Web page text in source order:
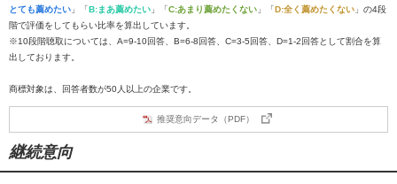
とても薦めたい 」「B:まあ薦めたい 」「C:あまり薦めたくない 」「D:全く薦めたくない 」の4段
階で評価をしてもらい比率を算出しています。
※10段階聴取については、A=9-10回答、B=6-8回答、C=3-5回答、D=1-2回答として割合を算
出しております。
商標対象は、回答者数が50人以上の企業です。
推奨意向データ（PDF）
継続意向